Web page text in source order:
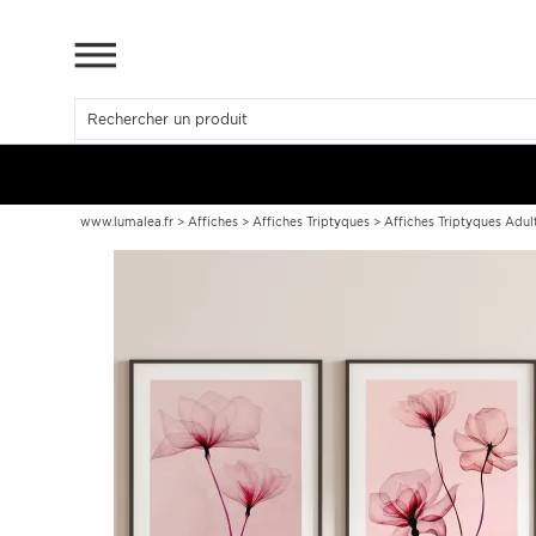
www.lumalea.fr > Affiches > Affiches Triptyques > Affiches Triptyques